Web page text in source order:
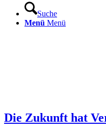
Suche
Menü Menü
Die Zukunft hat